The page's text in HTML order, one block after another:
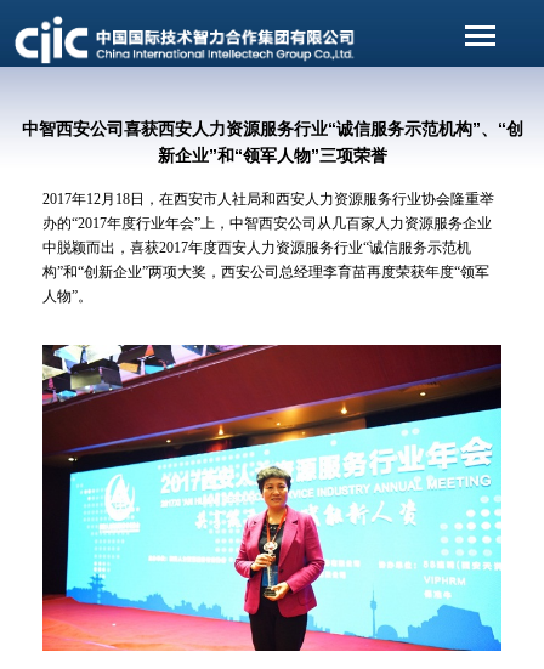
中智西安公司喜获西安人力资源服务行业“诚信服务示范机构”、“创
新企业”和“领军人物”三项荣誉
2017年12月18日，在西安市人社局和西安人力资源服务行业协会隆重举
办的“2017年度行业年会”上，中智西安公司从几百家人力资源服务企业
中脱颖而出，喜获2017年度西安人力资源服务行业“诚信服务示范机
构”和“创新企业”两项大奖，西安公司总经理李育苗再度荣获年度“领军
人物”。